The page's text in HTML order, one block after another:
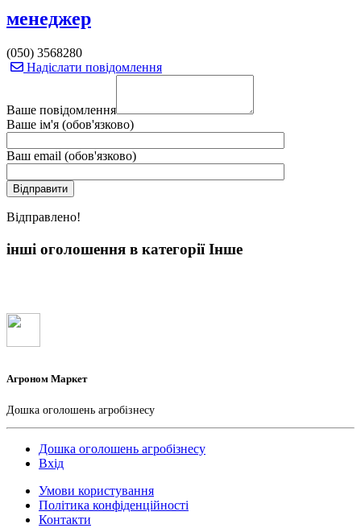
менеджер
(050) 3568280
Надіслати повідомлення
Ваше повідомлення
Ваше ім'я (обов'язково)
Ваш email (обов'язково)
Вiдправлено!
інші оголошення в категорії Інше
Агроном Маркет
Дошка оголошень агробізнесу
Дошка оголошень агробізнесу
Вхід
Умови користування
Політика конфіденційності
Контакти